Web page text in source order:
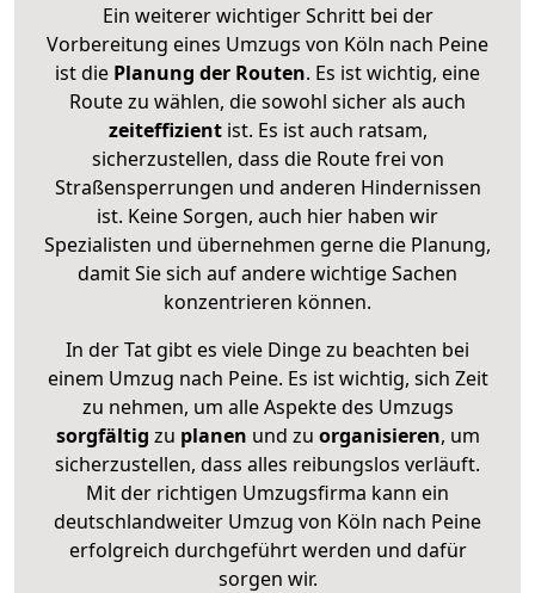
Ein weiterer wichtiger Schritt bei der
Vorbereitung eines Umzugs von Köln nach Peine
ist die Planung der Routen. Es ist wichtig, eine
Route zu wählen, die sowohl sicher als auch
zeiteffizientist. Es ist auch ratsam,
sicherzustellen, dass die Route frei von
Straßensperrungen und anderen Hindernissen
ist. Keine Sorgen, auch hier haben wir
Spezialisten und übernehmen gerne die Planung,
damit Sie sich auf andere wichtige Sachen
konzentrieren können.
In der Tat gibt es viele Dinge zu beachten bei
einem Umzug nach Peine. Es ist wichtig, sich Zeit
zu nehmen, um alle Aspekte des Umzugs
sorgfältig zu planen und zu organisieren, um
sicherzustellen, dass alles reibungslos verläuft.
Mit der richtigen Umzugsfirma kann ein
deutschlandweiter Umzug von Köln nach Peine
erfolgreich durchgeführt werden und dafür
sorgen wir.